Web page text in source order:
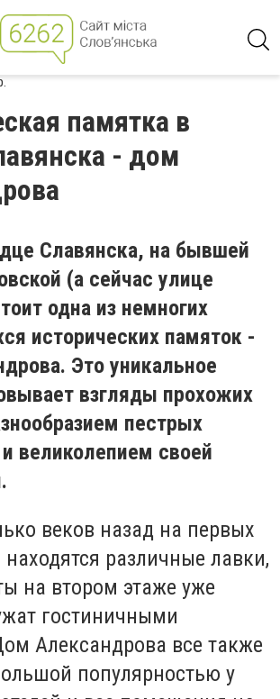
памятка в
- дом
Славянска, на бывшей
(а сейчас улице
одна из немногих
исторических памяток -
Это уникальное
взгляды прохожих
пестрых
великолепием своей
веков назад на первых
различные лавки,
на втором этаже уже
гостиничными
Александрова все также
популярностью у